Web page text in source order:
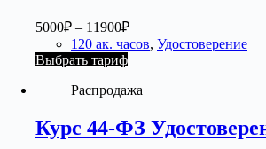
5000₽ – 11900₽
120 ак. часов, Удостоверение
Выбрать тариф
Распродажа
Курс 44-ФЗ